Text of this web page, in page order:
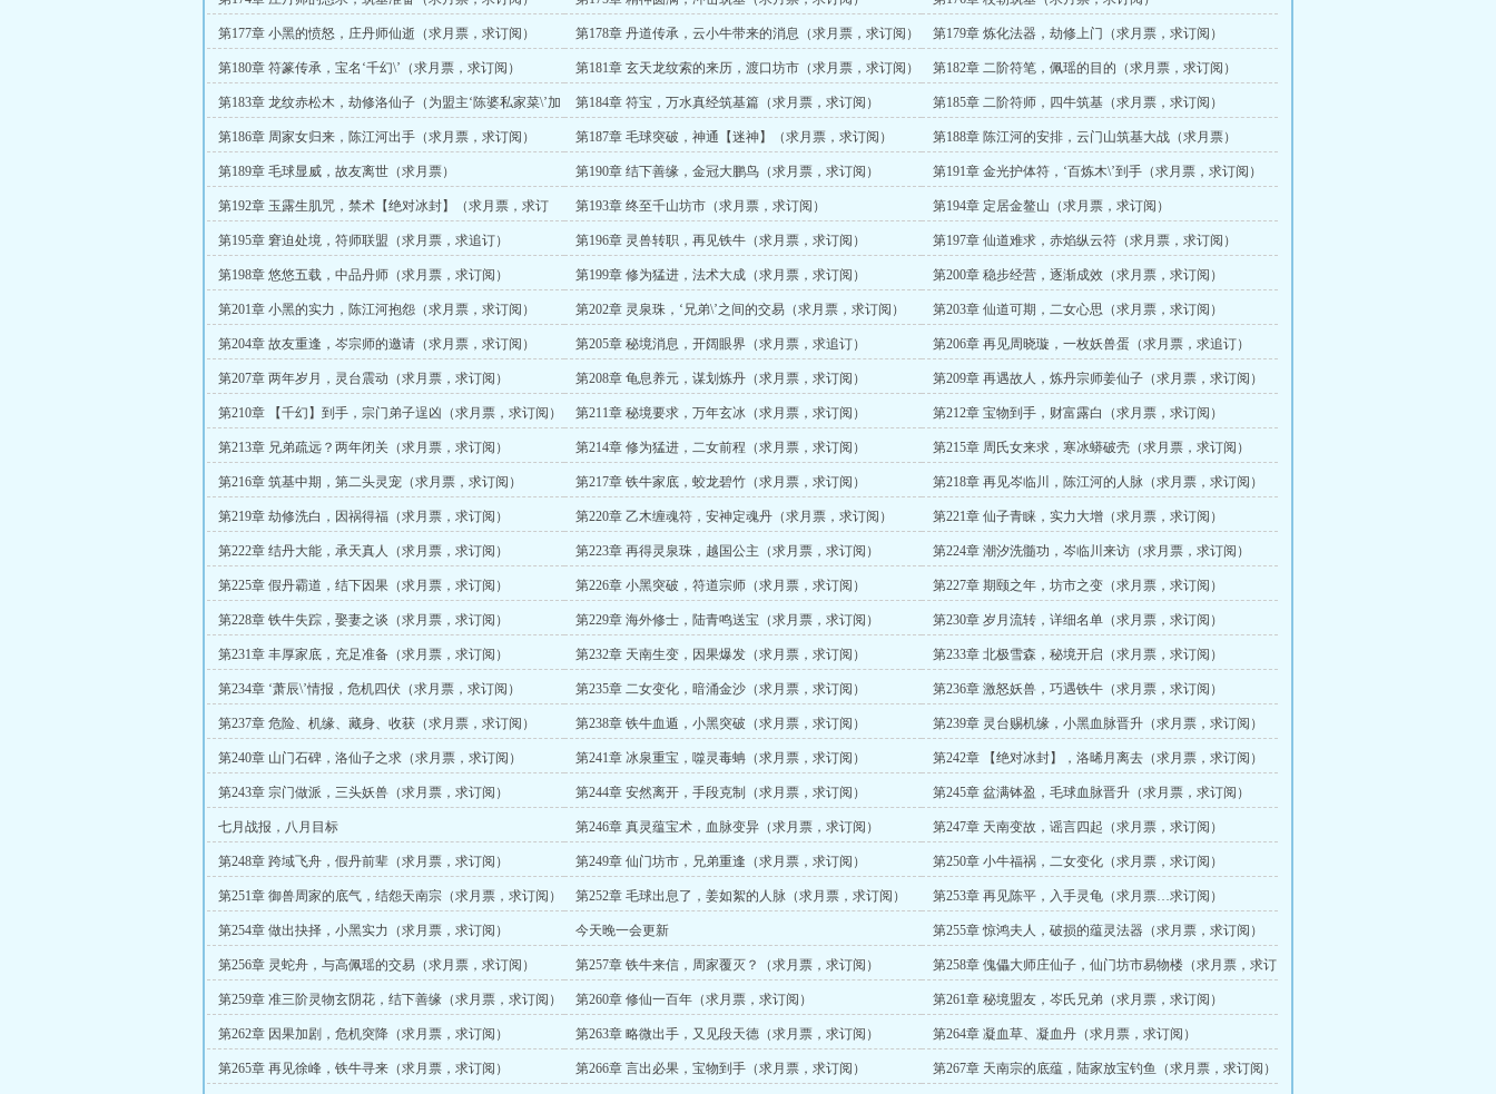
第177章 小黑的愤怒，庄丹师仙逝（求月票，求订阅） 第178章 丹道传承，云小牛带来的消息（求月票，求订阅） 第179章 炼化法器，劫修上门（求月票，求订阅）
第180章 符篆传承，宝名‘千幻\’（求月票，求订阅） 第181章 玄天龙纹索的来历，渡口坊市（求月票，求订阅） 第182章 二阶符笔，佩瑶的目的（求月票，求订阅）
第183章 龙纹赤松木，劫修洛仙子（为盟主‘陈婆私家菜\’加
更）
第184章 符宝，万水真经筑基篇（求月票，求订阅） 第185章 二阶符师，四牛筑基（求月票，求订阅）
第186章 周家女归来，陈江河出手（求月票，求订阅） 第187章 毛球突破，神通【迷神】（求月票，求订阅） 第188章 陈江河的安排，云门山筑基大战（求月票）
第189章 毛球显威，故友离世（求月票） 第190章 结下善缘，金冠大鹏鸟（求月票，求订阅） 第191章 金光护体符，‘百炼木\’到手（求月票，求订阅）
第192章 玉露生肌咒，禁术【绝对冰封】（求月票，求订
阅）
第193章 终至千山坊市（求月票，求订阅） 第194章 定居金鳌山（求月票，求订阅）
第195章 窘迫处境，符师联盟（求月票，求追订） 第196章 灵兽转职，再见铁牛（求月票，求订阅） 第197章 仙道难求，赤焰纵云符（求月票，求订阅）
第198章 悠悠五载，中品丹师（求月票，求订阅） 第199章 修为猛进，法术大成（求月票，求订阅） 第200章 稳步经营，逐渐成效（求月票，求订阅）
第201章 小黑的实力，陈江河抱怨（求月票，求订阅） 第202章 灵泉珠，‘兄弟\’之间的交易（求月票，求订阅） 第203章 仙道可期，二女心思（求月票，求订阅）
第204章 故友重逢，岑宗师的邀请（求月票，求订阅） 第205章 秘境消息，开阔眼界（求月票，求追订） 第206章 再见周晓璇，一枚妖兽蛋（求月票，求追订）
第207章 两年岁月，灵台震动（求月票，求订阅） 第208章 龟息养元，谋划炼丹（求月票，求订阅） 第209章 再遇故人，炼丹宗师姜仙子（求月票，求订阅）
第210章 【千幻】到手，宗门弟子逞凶（求月票，求订阅） 第211章 秘境要求，万年玄冰（求月票，求订阅） 第212章 宝物到手，财富露白（求月票，求订阅）
第213章 兄弟疏远？两年闭关（求月票，求订阅） 第214章 修为猛进，二女前程（求月票，求订阅） 第215章 周氏女来求，寒冰蟒破壳（求月票，求订阅）
第216章 筑基中期，第二头灵宠（求月票，求订阅） 第217章 铁牛家底，蛟龙碧竹（求月票，求订阅） 第218章 再见岑临川，陈江河的人脉（求月票，求订阅）
第219章 劫修洗白，因祸得福（求月票，求订阅） 第220章 乙木缠魂符，安神定魂丹（求月票，求订阅） 第221章 仙子青睐，实力大增（求月票，求订阅）
第222章 结丹大能，承天真人（求月票，求订阅） 第223章 再得灵泉珠，越国公主（求月票，求订阅） 第224章 潮汐洗髓功，岑临川来访（求月票，求订阅）
第225章 假丹霸道，结下因果（求月票，求订阅） 第226章 小黑突破，符道宗师（求月票，求订阅） 第227章 期颐之年，坊市之变（求月票，求订阅）
第228章 铁牛失踪，娶妻之谈（求月票，求订阅） 第229章 海外修士，陆青鸣送宝（求月票，求订阅） 第230章 岁月流转，详细名单（求月票，求订阅）
第231章 丰厚家底，充足准备（求月票，求订阅） 第232章 天南生变，因果爆发（求月票，求订阅） 第233章 北极雪森，秘境开启（求月票，求订阅）
第234章 ‘萧辰\’情报，危机四伏（求月票，求订阅） 第235章 二女变化，暗涌金沙（求月票，求订阅） 第236章 激怒妖兽，巧遇铁牛（求月票，求订阅）
第237章 危险、机缘、藏身、收获（求月票，求订阅） 第238章 铁牛血遁，小黑突破（求月票，求订阅） 第239章 灵台赐机缘，小黑血脉晋升（求月票，求订阅）
第240章 山门石碑，洛仙子之求（求月票，求订阅） 第241章 冰泉重宝，噬灵毒蚺（求月票，求订阅） 第242章 【绝对冰封】，洛晞月离去（求月票，求订阅）
第243章 宗门做派，三头妖兽（求月票，求订阅） 第244章 安然离开，手段克制（求月票，求订阅） 第245章 盆满钵盈，毛球血脉晋升（求月票，求订阅）
七月战报，八月目标 第246章 真灵蕴宝术，血脉变异（求月票，求订阅） 第247章 天南变故，谣言四起（求月票，求订阅）
第248章 跨域飞舟，假丹前辈（求月票，求订阅） 第249章 仙门坊市，兄弟重逢（求月票，求订阅） 第250章 小牛福祸，二女变化（求月票，求订阅）
第251章 御兽周家的底气，结怨天南宗（求月票，求订阅） 第252章 毛球出息了，姜如絮的人脉（求月票，求订阅） 第253章 再见陈平，入手灵龟（求月票…求订阅）
第254章 做出抉择，小黑实力（求月票，求订阅） 今天晚一会更新 第255章 惊鸿夫人，破损的蕴灵法器（求月票，求订阅）
第256章 灵蛇舟，与高佩瑶的交易（求月票，求订阅） 第257章 铁牛来信，周家覆灭？（求月票，求订阅）
第258章 傀儡大师庄仙子，仙门坊市易物楼（求月票，求订
阅）
第259章 准三阶灵物玄阴花，结下善缘（求月票，求订阅） 第260章 修仙一百年（求月票，求订阅） 第261章 秘境盟友，岑氏兄弟（求月票，求订阅）
第262章 因果加剧，危机突降（求月票，求订阅） 第263章 略微出手，又见段天德（求月票，求订阅） 第264章 凝血草、凝血丹（求月票，求订阅）
第265章 再见徐峰，铁牛寻来（求月票，求订阅） 第266章 言出必果，宝物到手（求月票，求订阅） 第267章 天南宗的底蕴，陆家放宝钓鱼（求月票，求订阅）